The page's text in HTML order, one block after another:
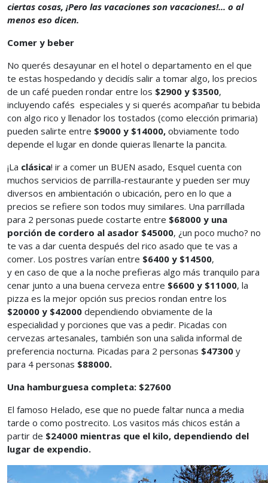
ciertas cosas, ¡Pero las vacaciones son vacaciones!... o al
menos eso dicen.
Comer y beber
No querés desayunar en el hotel o departamento en el que
te estas hospedando y decidís salir a tomar algo, los precios
de un café pueden rondar entre los $2900 y $3500,
incluyendo cafés especiales y si querés acompañar tu bebida
con algo rico y llenador los tostados (como elección primaria)
pueden salirte entre $9000 y $14000, obviamente todo
depende el lugar en donde quieras llenarte la pancita.
¡La clásica! ir a comer un BUEN asado, Esquel cuenta con
muchos servicios de parrilla-restaurante y pueden ser muy
diversos en ambientación o ubicación, pero en lo que a
precios se refiere son todos muy similares. Una parrillada
para 2 personas puede costarte entre $68000 y una
porción de cordero al asador $45000, ¿un poco mucho? no
te vas a dar cuenta después del rico asado que te vas a
comer. Los postres varían entre $6400 y $14500,
y en caso de que a la noche prefieras algo más tranquilo para
cenar junto a una buena cerveza entre $6600 y $11000, la
pizza es la mejor opción sus precios rondan entre los
$20000 y $42000 dependiendo obviamente de la
especialidad y porciones que vas a pedir. Picadas con
cervezas artesanales, también son una salida informal de
preferencia nocturna. Picadas para 2 personas $47300 y
para 4 personas $88000.
Una hamburguesa completa: $27600
El famoso Helado, ese que no puede faltar nunca a media
tarde o como postrecito. Los vasitos más chicos están a
partir de $24000 mientras que el kilo, dependiendo del
lugar de expendio.